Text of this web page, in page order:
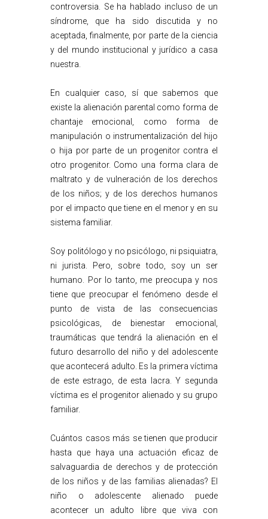
controversia. Se ha hablado incluso de un
síndrome, que ha sido discutida y no
aceptada, finalmente, por parte de la ciencia
y del mundo institucional y jurídico a casa
nuestra.
En cualquier caso, sí que sabemos que
existe la alienación parental como forma de
chantaje emocional, como forma de
manipulación o instrumentalización del hijo
o hija por parte de un progenitor contra el
otro progenitor. Como una forma clara de
maltrato y de vulneración de los derechos
de los niños; y de los derechos humanos
por el impacto que tiene en el menor y en su
sistema familiar.
Soy politólogo y no psicólogo, ni psiquiatra,
ni jurista. Pero, sobre todo, soy un ser
humano. Por lo tanto, me preocupa y nos
tiene que preocupar el fenómeno desde el
punto de vista de las consecuencias
psicológicas, de bienestar emocional,
traumáticas que tendrá la alienación en el
futuro desarrollo del niño y del adolescente
que acontecerá adulto. Es la primera víctima
de este estrago, de esta lacra. Y segunda
víctima es el progenitor alienado y su grupo
familiar.
Cuántos casos más se tienen que producir
hasta que haya una actuación eficaz de
salvaguardia de derechos y de protección
de los niños y de las familias alienadas? El
niño o adolescente alienado puede
acontecer un adulto libre que viva con